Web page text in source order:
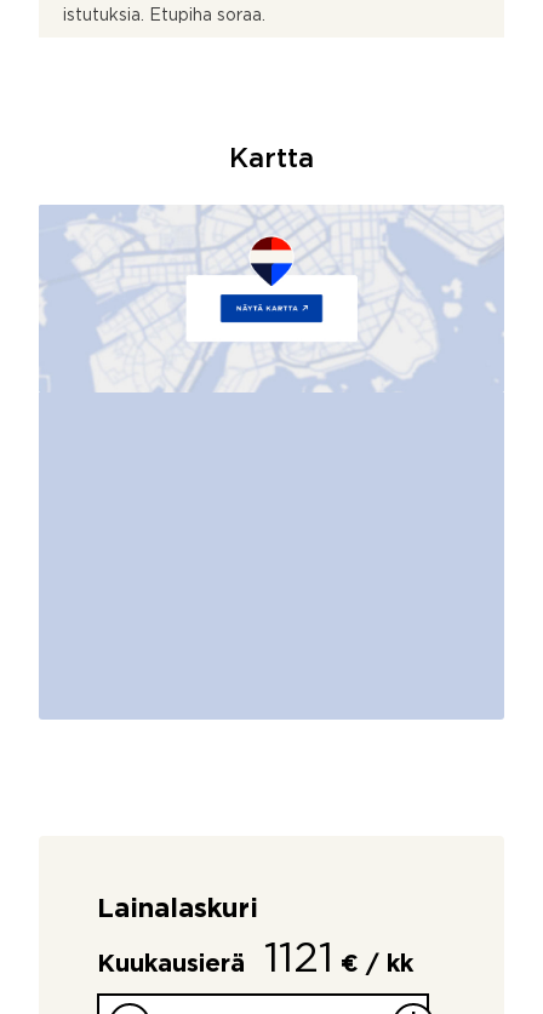
istutuksia. Etupiha soraa.
Kartta
Lainalaskuri
Kuukausierä 1121 € / kk